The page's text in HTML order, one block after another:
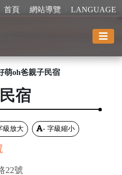
首頁 網站導覽 LANGUAGE
萌oh爸親子民宿
宿
級放大 - 字級縮小
22號